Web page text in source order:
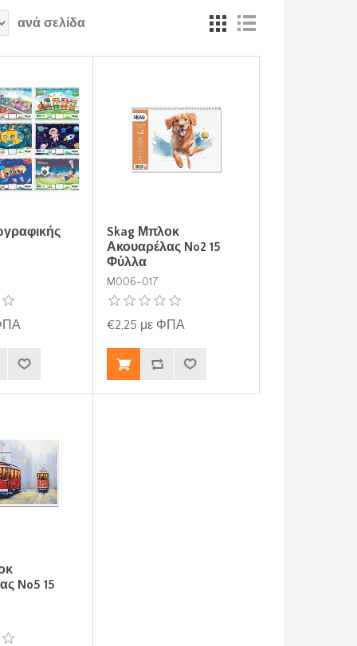
ανά σελίδα
Skag Μπλοκ
Ακουαρέλας No2 15
Φύλλα
M006-017
€2,25 με ΦΠΑ
No5 15